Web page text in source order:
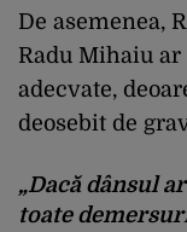
De asemenea,
Radu Mihaiu
adecvate,
deosebit de
„Dacă dânsul
toate